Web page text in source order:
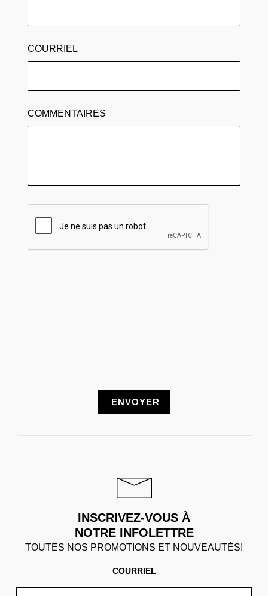
COURRIEL
COMMENTAIRES
INSCRIVEZ-VOUS À
NOTRE INFOLETTRE
TOUTES NOS PROMOTIONS ET NOUVEAUTÉS!
COURRIEL